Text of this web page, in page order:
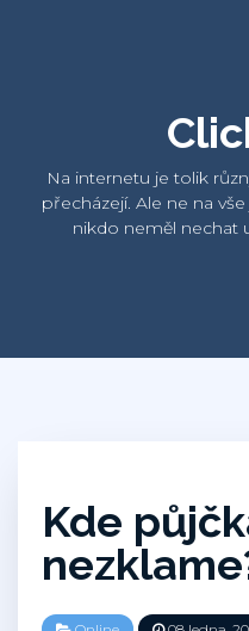
Na internetu je tolik
přecházejí. Ale ne na
nikdo neměl nechat
Kde